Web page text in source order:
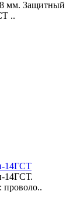
мм. Защитный
..
14ГСТ
14ГСТ.
проволо..